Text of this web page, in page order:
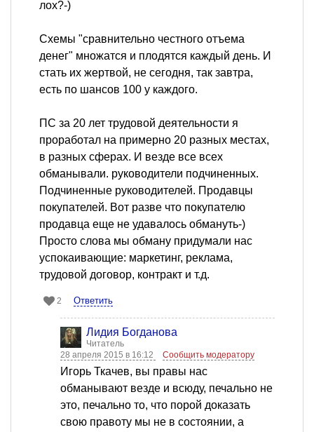
лох?-)
Схемы "сравнительно честного отъема
денег" множатся и плодятся каждый день. И
стать их жертвой, не сегодня, так завтра,
есть по шансов 100 у каждого.
ПС за 20 лет трудовой деятельности я
проработал на примерно 20 разных местах,
в разных сферах. И везде все всех
обманывали. руководители подчиненных.
Подчиненные руководителей. Продавцы
покупателей. Вот разве что покупателю
продавца еще не удавалось обмануть-)
Просто слова мы обману придумали нас
успокаивающие: маркетинг, реклама,
трудовой договор, контракт и т.д.
2 Ответить
Лидия Богданова
Читатель
28 апреля 2015 в 16:12
Сообщить модератору
Игорь Ткачев, вы правы нас
обманывают везде и всюду, печально не
это, печально то, что порой доказать
свою правоту мы не в состоянии, а